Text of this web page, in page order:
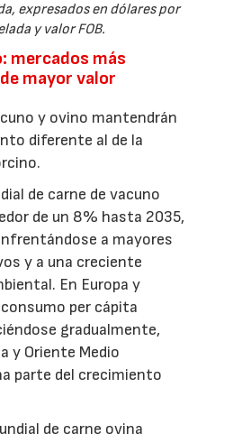
expresados en dólares por
y valor FOB.
mercados más
mayor valor
y ovino mantendrán
diferente al de la
de carne de vacuno
de un 8% hasta 2035,
a mayores
y a una creciente
En Europa y
per cápita
gradualmente,
y Oriente Medio
parte del crecimiento
de carne ovina